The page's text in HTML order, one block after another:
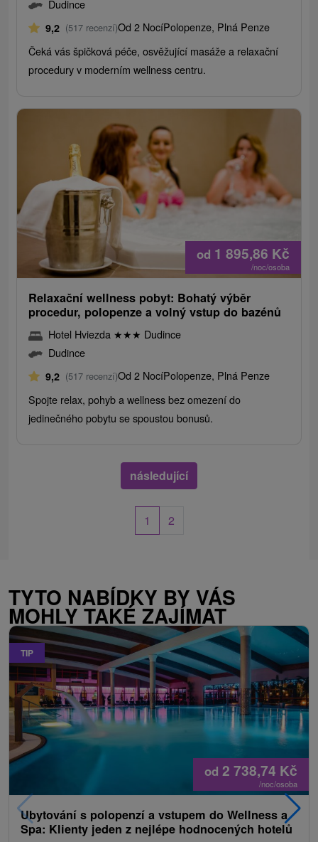
Dudince
9,2 (517 recenzí)Od 2 NocíPolopenze, Plná Penze
Čeká vás špičková péče, osvěžující masáže a relaxační
procedury v moderním wellness centru.
od 1 895,86 Kč
/noc/osoba
Relaxační wellness pobyt: Bohatý výběr
procedur, polopenze a volný vstup do bazénů
Hotel Hviezda ★★★ Dudince
Dudince
9,2 (517 recenzí)Od 2 NocíPolopenze, Plná Penze
Spojte relax, pohyb a wellness bez omezení do
jedinečného pobytu se spoustou bonusů.
následující
1 2
TYTO NABÍDKY BY VÁS
MOHLY TAKÉ ZAJÍMAT
TIP
od 2 738,74 Kč
/noc/osoba
Ubytování s polopenzí a vstupem do Wellness a
Spa: Klienty jeden z nejlépe hodnocených hotelů